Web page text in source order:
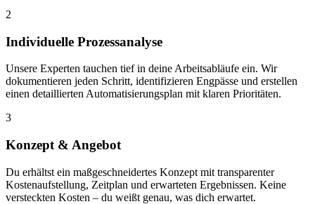
2
Individuelle Prozessanalyse
Unsere Experten tauchen tief in deine Arbeitsabläufe ein. Wir
dokumentieren jeden Schritt, identifizieren Engpässe und erstellen
einen detaillierten Automatisierungsplan mit klaren Prioritäten.
3
Konzept & Angebot
Du erhältst ein maßgeschneidertes Konzept mit transparenter
Kostenaufstellung, Zeitplan und erwarteten Ergebnissen. Keine
versteckten Kosten – du weißt genau, was dich erwartet.